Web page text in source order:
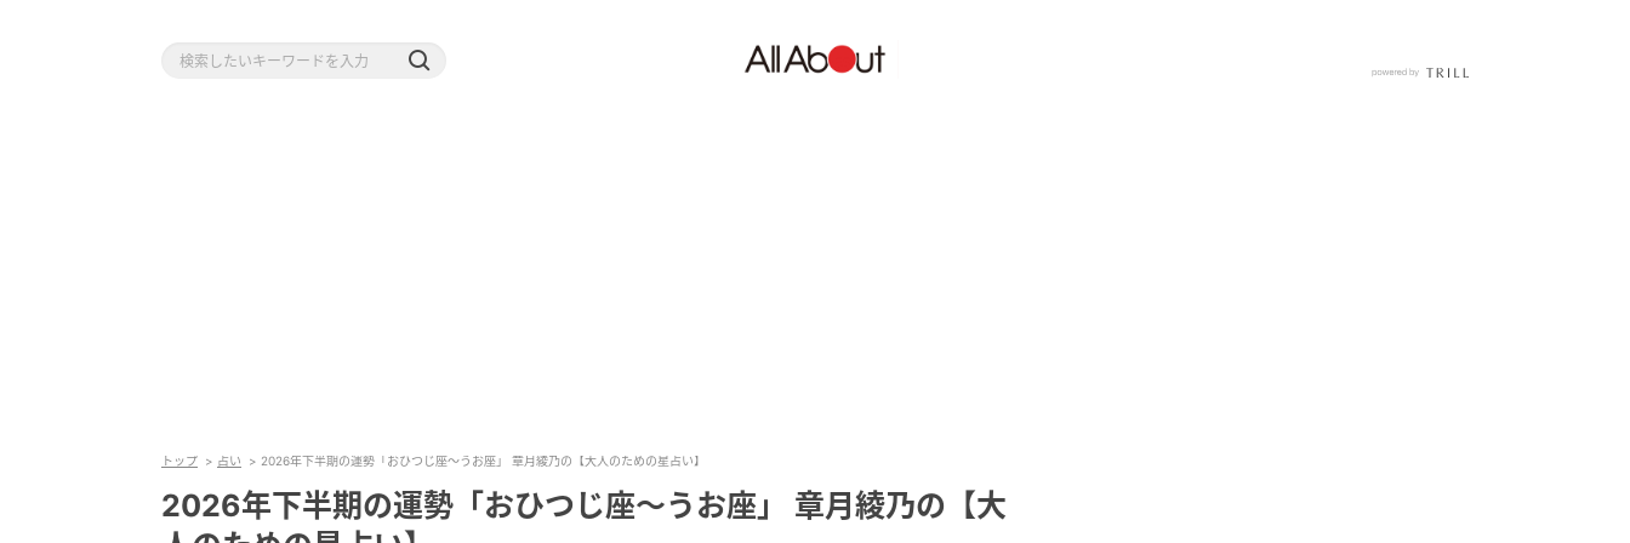
トップ 占い 2026年下半期の運勢「おひつじ座～うお座」 章月綾乃の【大人のための星占い】
2026年下半期の運勢「おひつじ座～うお座」 章月綾乃の【大